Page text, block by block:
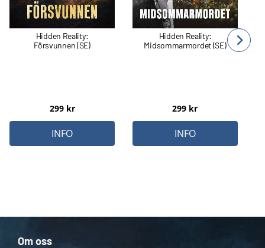
Hidden Reality:
Försvunnen (SE)
299kr
INFO
Hidden Reality:
Midsommarmordet (SE)
299 kr
INFO
Om oss